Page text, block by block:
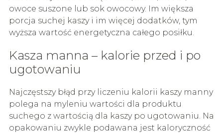
owoce suszone lub sok owocowy. Im większa
porcja suchej kaszy i im więcej dodatków, tym
wyższa wartość energetyczna całego posiłku.
Kasza manna – kalorie przed i po
ugotowaniu
Najczęstszy błąd przy liczeniu kalorii kaszy manny
polega na myleniu wartości dla produktu
suchego z wartością dla kaszy po ugotowaniu. Na
opakowaniu zwykle podawana jest kaloryczność